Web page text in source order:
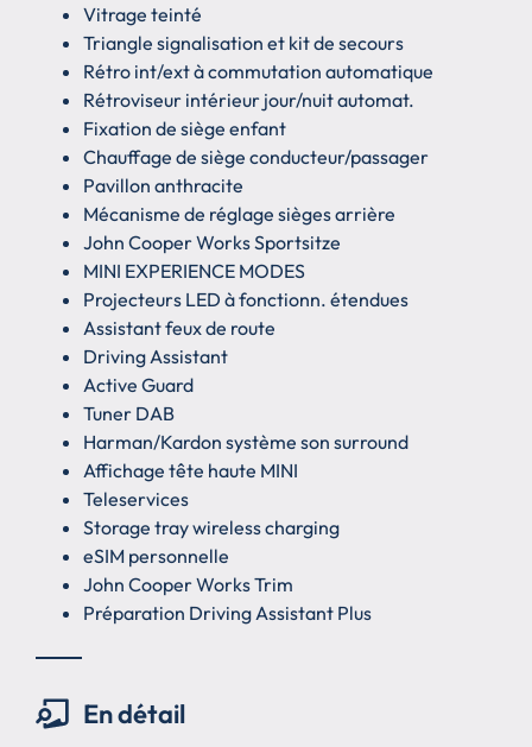
Vitrage teinté
Triangle signalisation et kit de secours
Rétro int/ext à commutation automatique
Rétroviseur intérieur jour/nuit automat.
Fixation de siège enfant
Chauffage de siège conducteur/passager
Pavillon anthracite
Mécanisme de réglage sièges arrière
John Cooper Works Sportsitze
MINI EXPERIENCE MODES
Projecteurs LED à fonctionn. étendues
Assistant feux de route
Driving Assistant
Active Guard
Tuner DAB
Harman/Kardon système son surround
Affichage tête haute MINI
Teleservices
Storage tray wireless charging
eSIM personnelle
John Cooper Works Trim
Préparation Driving Assistant Plus
En détail